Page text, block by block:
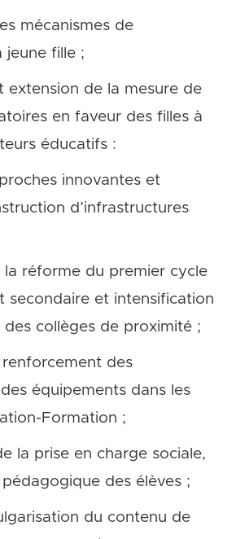
mécanismes de
jeune fille ;
extension de la mesure de
en faveur des filles à
éducatifs :
innovantes et
d’infrastructures
la réforme du premier cycle
secondaire et intensification
collèges de proximité ;
des
équipements dans les
Formation ;
la prise en charge sociale,
des élèves ;
du contenu de